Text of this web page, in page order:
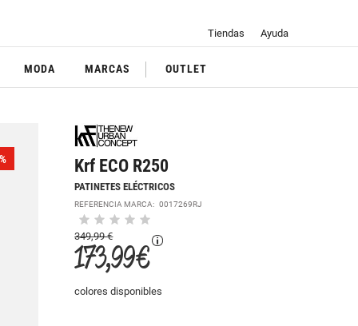
Tiendas Ayuda
MODA MARCAS OUTLET
Krf ECO R250
PATINETES ELÉCTRICOS
REFERENCIA MARCA:0017269RJ
349,99 €
173,99 €
colores disponibles
%